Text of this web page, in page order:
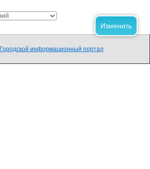
Городской информационный портал